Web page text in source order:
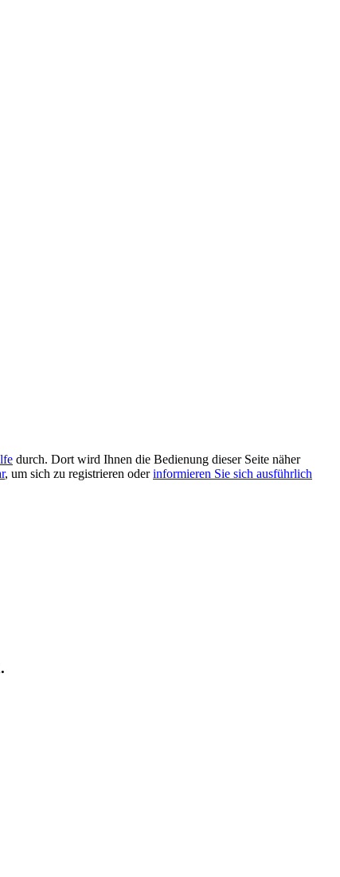
durch. Dort wird Ihnen die Bedienung dieser Seite näher
, um sich zu registrieren oderinformieren Sie sich ausführlich